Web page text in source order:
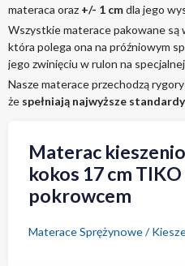
materaca oraz +/- 1 cmdla jego
Wszystkie materace pakowane
która polega ona na próźniowym
jego zwinięciu w rulon na
Nasze materace przechodzą
że spełniają najwyższe
Materac
kokos 17 cm
pokrowcem
Materace Sprężynowe /